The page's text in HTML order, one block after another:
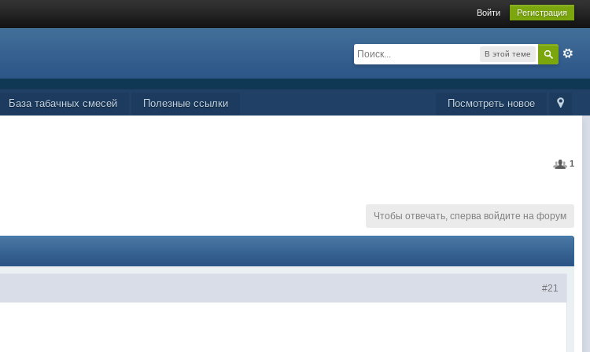
Войти Регистрация
В этой теме
Посмотреть новое
База табачных смесей Полезные ссылки
1
Чтобы отвечать, сперва войдите на форум
#21